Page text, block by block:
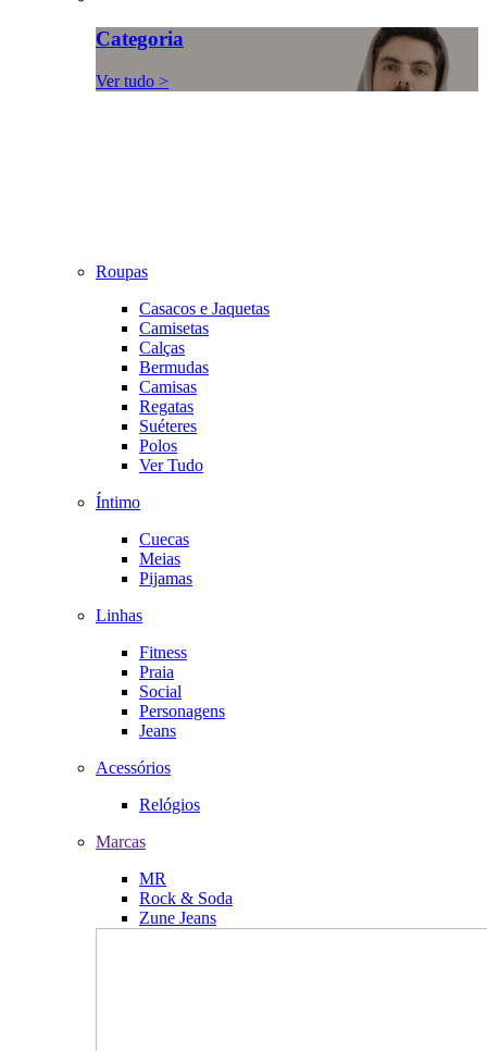
Categoria
Ver tudo >
Roupas
Casacos e Jaquetas
Camisetas
Calças
Bermudas
Camisas
Regatas
Suéteres
Polos
Ver Tudo
Íntimo
Cuecas
Meias
Pijamas
Linhas
Fitness
Praia
Social
Personagens
Jeans
Acessórios
Relógios
Marcas
MR
Rock & Soda
Zune Jeans